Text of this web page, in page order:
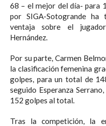
68 – el mejor del día- para
por SIGA-Sotogrande
ventaja sobre el
Hernández.
Por su parte, Carmen
la clasificación femenina
golpes, para un total de
seguido Esperanza
152 golpes al total.
Tras la competición, la